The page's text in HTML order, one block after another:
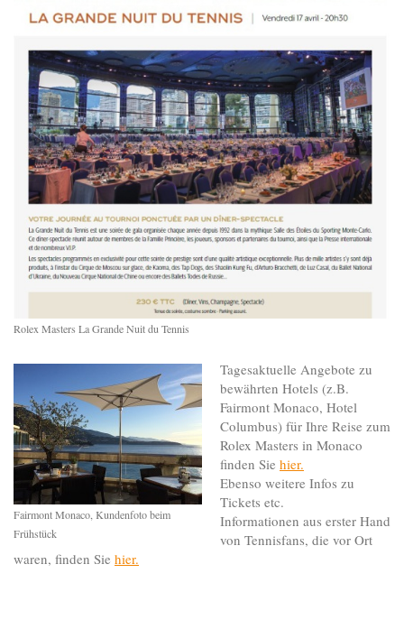
Rolex Masters La Grande Nuit du Tennis
Fairmont Monaco, Kundenfoto beim
Frühstück
Tagesaktuelle Angebote zu
bewährten Hotels (z.B.
Fairmont Monaco, Hotel
Columbus) für Ihre Reise zum
Rolex Masters in Monaco
finden Sie hier.
Ebenso weitere Infos zu
Tickets etc.
Informationen aus erster Hand
von Tennisfans, die vor Ort
waren, finden Sie hier.